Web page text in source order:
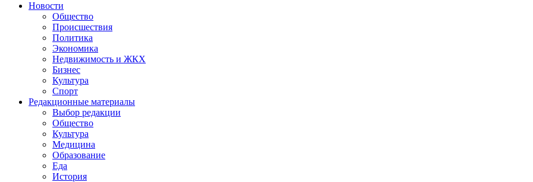
Новости
Общество
Происшествия
Политика
Экономика
Недвижимость и ЖКХ
Бизнес
Культура
Спорт
Редакционные материалы
Выбор редакции
Общество
Культура
Медицина
Образование
Еда
История